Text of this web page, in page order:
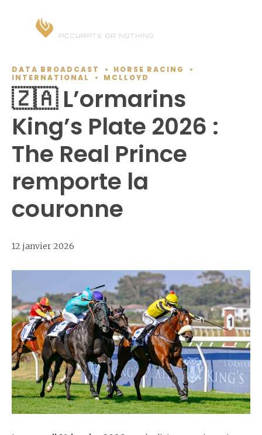
DATA BROADCAST
HORSE RACING
INTERNATIONAL
MCLLOYD
🇿🇦 L’ormarins
King’s Plate 2026 :
The Real Prince
remporte la
couronne
12 janvier 2026